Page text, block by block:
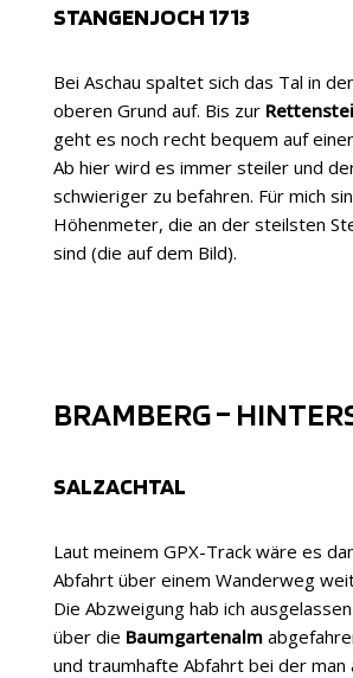
STANGENJOCH 1713
Bei Aschau spaltet sich das Tal in
oberen Grund auf. Bis zur
geht es noch recht bequem auf
Ab hier wird es immer steiler und
schwieriger zu befahren. Für mich
Höhenmeter, die an der steilsten
sind (die auf dem Bild).
BRAMBERG –
SALZACHTAL
Laut meinem GPX-Track wäre es
Abfahrt über einem Wanderweg
Die Abzweigung hab ich
über die Baumgartenalm
und traumhafte Abfahrt bei der man